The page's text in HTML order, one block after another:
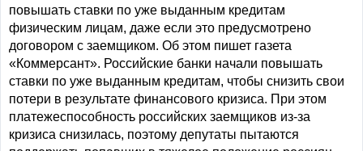
повышать ставки по уже выданным кредитам
физическим лицам, даже если это предусмотрено
договором с заемщиком. Об этом пишет газета
«Коммерсант». Российские банки начали повышать
ставки по уже выданным кредитам, чтобы снизить свои
потери в результате финансового кризиса. При этом
платежеспособность российских заемщиков из-за
кризиса снизилась, поэтому депутаты пытаются